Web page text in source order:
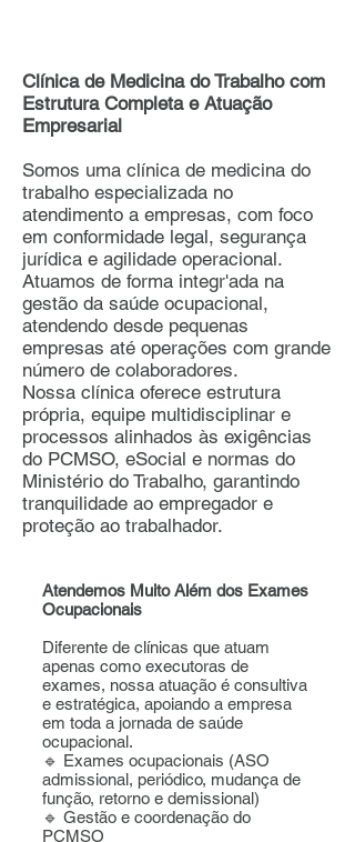
Clínica de Medicina do Trabalho com
Estrutura Completa e Atuação
Empresarial
Somos uma clínica de medicina do
trabalho especializada no
atendimento a empresas, com foco
em conformidade legal, segurança
jurídica e agilidade operacional.
Atuamos de forma integr'ada na
gestão da saúde ocupacional,
atendendo desde pequenas
empresas até operações com grande
número de colaboradores.
Nossa clínica oferece estrutura
própria, equipe multidisciplinar e
processos alinhados às exigências
do PCMSO, eSocial e normas do
Ministério do Trabalho, garantindo
tranquilidade ao empregador e
proteção ao trabalhador.
Atendemos Muito Além dos Exames
Ocupacionais
Diferente de clínicas que atuam
apenas como executoras de
exames, nossa atuação é consultiva
e estratégica, apoiando a empresa
em toda a jornada de saúde
ocupacional.
🔹 Exames ocupacionais (ASO
admissional, periódico, mudança de
função, retorno e demissional)
🔹 Gestão e coordenação do
PCMSO